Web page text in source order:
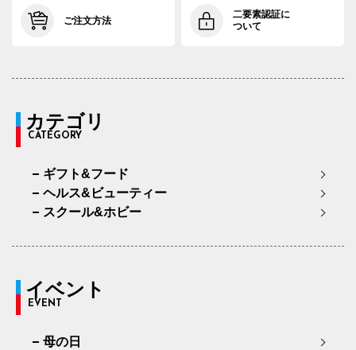
ご注文方法
二要素認証に
ついて
カテゴリ
CATEGORY
ギフト&フード
ヘルス&ビューティー
スクール&ホビー
イベント
EVENT
母の日